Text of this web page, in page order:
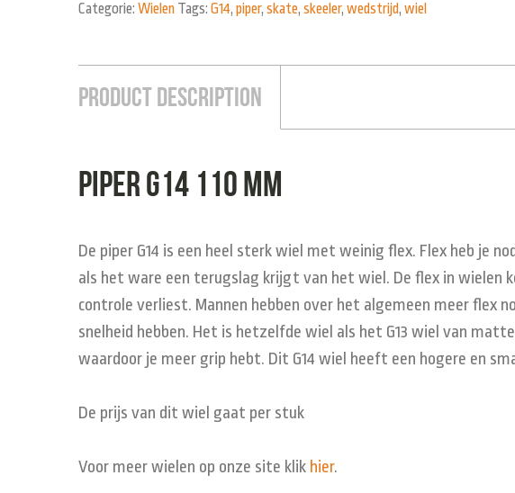
Categorie: Wielen Tags: G14, piper, skate, skeeler, wedstrijd, wiel
Product Description
Piper G14 110 mm
De piper G14 is een heel sterk wiel met weinig flex. Flex heb je
als het ware een terugslag krijgt van het wiel. De flex in wielen
controle verliest. Mannen hebben over het algemeen meer flex
snelheid hebben. Het is hetzelfde wiel als het G13 wiel van
waardoor je meer grip hebt. Dit G14 wiel heeft een hogere en
De prijs van dit wiel gaat per stuk
Voor meer wielen op onze site klik hier.